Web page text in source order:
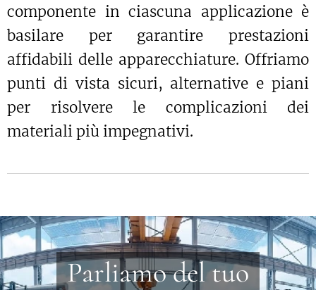
componente in ciascuna applicazione è
basilare per garantire prestazioni
affidabili delle apparecchiature. Offriamo
punti di vista sicuri, alternative e piani
per risolvere le complicazioni dei
materiali più impegnativi.
Parliamo del tuo